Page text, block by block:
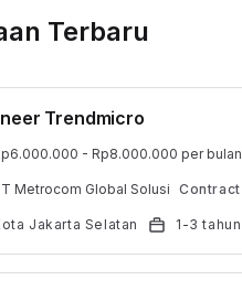
Terbaru
Trendmicro
- Rp8.000.000 per bulan
Metrocom Global Solusi Contract
Jakarta Selatan 1-3 tahun